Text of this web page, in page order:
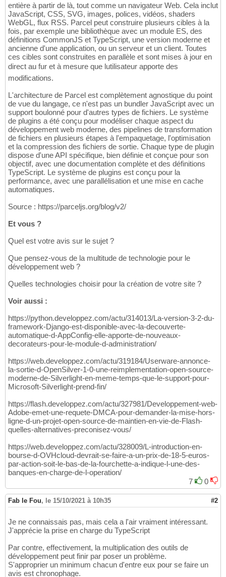
entière à partir de là, tout comme un navigateur Web. Cela inclut
JavaScript, CSS, SVG, images, polices, vidéos, shaders
WebGL, flux RSS. Parcel peut construire plusieurs cibles à la
fois, par exemple une bibliothèque avec un module ES, des
définitions CommonJS et TypeScript, une version moderne et
ancienne d'une application, ou un serveur et un client. Toutes
ces cibles sont construites en parallèle et sont mises à jour en
direct au fur et à mesure que lutilisateur apporte des
modifications.
L'architecture de Parcel est complètement agnostique du point
de vue du langage, ce n'est pas un bundler JavaScript avec un
support boulonné pour d'autres types de fichiers. Le système
de plugins a été conçu pour modéliser chaque aspect du
développement web moderne, des pipelines de transformation
de fichiers en plusieurs étapes à l'empaquetage, l'optimisation
et la compression des fichiers de sortie. Chaque type de plugin
dispose d'une API spécifique, bien définie et conçue pour son
objectif, avec une documentation complète et des définitions
TypeScript. Le système de plugins est conçu pour la
performance, avec une parallélisation et une mise en cache
automatiques.
Source : https://parceljs.org/blog/v2/
Et vous ?
Quel est votre avis sur le sujet ?
Que pensez-vous de la multitude de technologie pour le
développement web ?
Quelles technologies choisir pour la création de votre site ?
Voir aussi :
https://python.developpez.com/actu/314013/La-version-3-2-du-
framework-Django-est-disponible-avec-la-decouverte-
automatique-d-AppConfig-elle-apporte-de-nouveaux-
decorateurs-pour-le-module-d-administration/
https://web.developpez.com/actu/319184/Userware-annonce-
la-sortie-d-OpenSilver-1-0-une-reimplementation-open-source-
moderne-de-Silverlight-en-meme-temps-que-le-support-pour-
Microsoft-Silverlight-prend-fin/
https://flash.developpez.com/actu/327981/Developpement-web-
Adobe-emet-une-requete-DMCA-pour-demander-la-mise-hors-
ligne-d-un-projet-open-source-de-maintien-en-vie-de-Flash-
quelles-alternatives-preconisez-vous/
https://web.developpez.com/actu/328009/L-introduction-en-
bourse-d-OVHcloud-devrait-se-faire-a-un-prix-de-18-5-euros-
par-action-soit-le-bas-de-la-fourchette-a-indique-l-une-des-
banques-en-charge-de-l-operation/
7
0
Fab le Fou, le 15/10/2021 à 10h35 #2
Je ne connaissais pas, mais cela a l'air vraiment intéressant.
J'apprécie la prise en charge du TypeScript
Par contre, effectivement, la multiplication des outils de
développement peut finir par poser un problème.
S'approprier un minimum chacun d'entre eux pour se faire un
avis est chronophage.